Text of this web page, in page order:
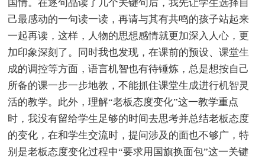
国情。在逐句品读了几个关键句后，我先让学生选择自
己最感动的一句读一读，再请与其有共鸣的孩子站起来
一起再读，这样，人物的思想感情就更加深入人心，更
加印象深刻了。同时我也发现，在课前的预设、课堂生
成的调控等方面，语言机智也有待锤炼，总是想按自己
所备的课一步一步地教，不能抓住课堂生成进行机智灵
活的教学。此外，理解“老板态度变化”这一教学重点
时，我没有留给学生足够的时间去思考并总结老板态度
的变化，在和学生交流时，提问涉及的面也不够广，特
别是老板态度变化过程中“要求用国旗换面包”这一关键